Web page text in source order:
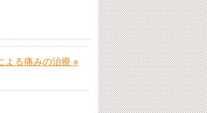
る痛みの治療 »